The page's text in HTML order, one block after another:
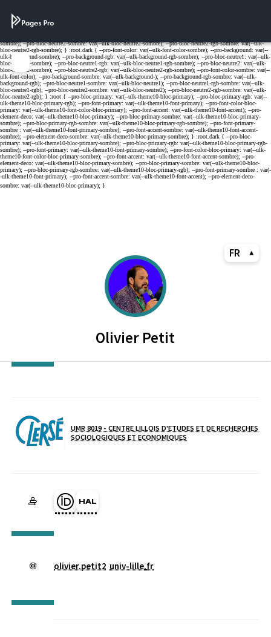
Menu
Olivier Petit
UMR 8019 - CENTRE LILLOIS D'ETUDES ET DE RECHERCHES
SOCIOLOGIQUES ET ECONOMIQUES
Page Orcid du membre (Ouverture dans une nouvelle fenêtre)
HAL olivier-petit (Ouverture dans une nouvelle fenêtre)
olivier.petit2 univ-lille.fr
FR